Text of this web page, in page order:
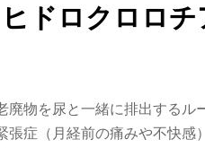
ドロクロロチ
廃物を尿と一緒に排出するル
張症（月経前の痛みや不快感